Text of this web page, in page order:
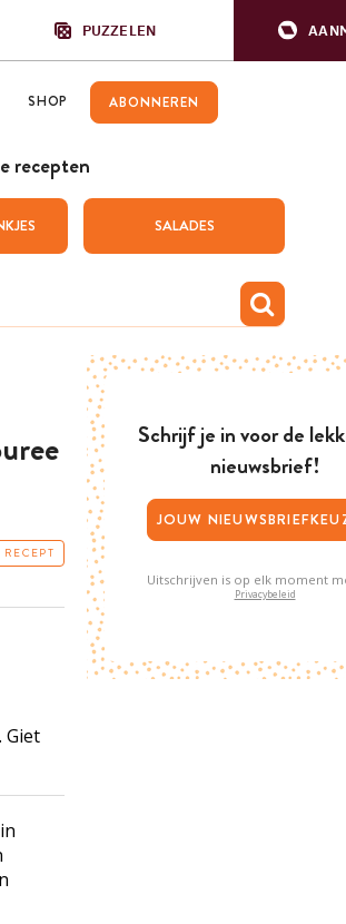
PUZZELEN
SHOP ABONNEREN
recepten
SALADES
Giet
Schrijf je in voor de
nieuwsbrief!
Uitschrijven is op elk moment
Privacybeleid